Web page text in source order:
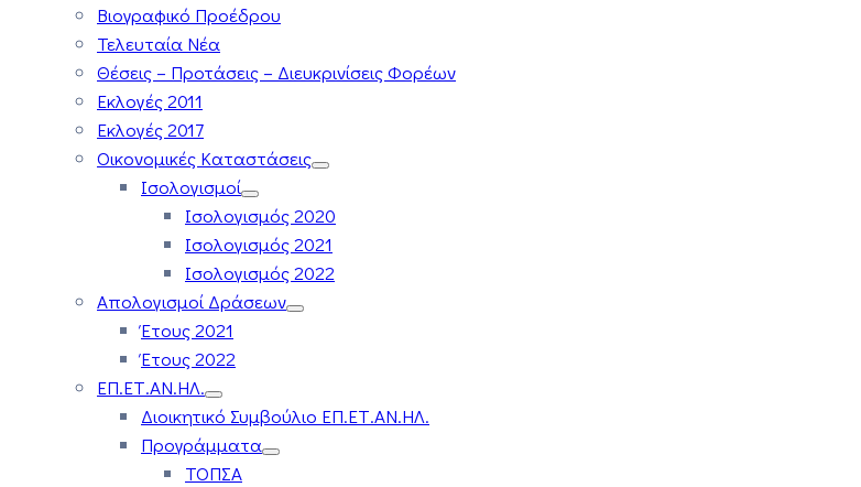
Βιογραφικό Προέδρου
Τελευταία Νέα
Θέσεις – Προτάσεις – Διευκρινίσεις Φορέων
Εκλογές 2011
Εκλογές 2017
Οικονομικές Καταστάσεις
Ισολογισμοί
Ισολογισμός 2020
Ισολογισμός 2021
Ισολογισμός 2022
Απολογισμοί Δράσεων
Έτους 2021
Έτους 2022
ΕΠ.ΕΤ.ΑΝ.ΗΛ.
Διοικητικό Συμβούλιο ΕΠ.ΕΤ.ΑΝ.ΗΛ.
Προγράμματα
ΤΟΠΣΑ